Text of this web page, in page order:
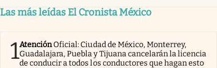
Las más leídas El Cronista México
1AtenciónOficial: Ciudad de México, Monterrey,
Guadalajara, Puebla y Tijuana cancelarán la licencia
de conducir a todos los conductores que hagan esto